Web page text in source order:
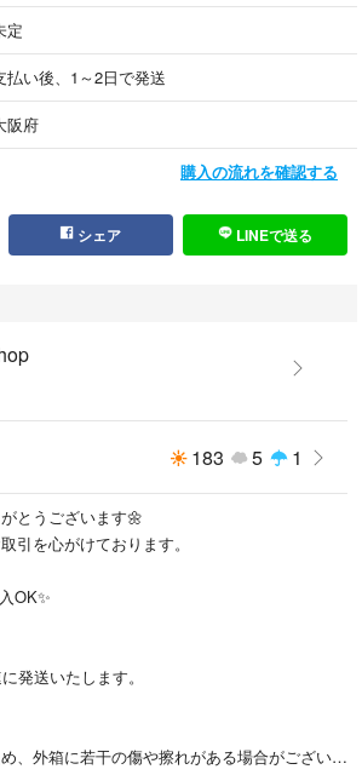
定
払い後、1～2日で発送
阪府
購入の流れを確認する
シェア LINEで送る
183 5 1
とうございます🌼
引を心がけております。
OK✨
発送いたします。
、外箱に若干の傷や擦れがある場合がございま